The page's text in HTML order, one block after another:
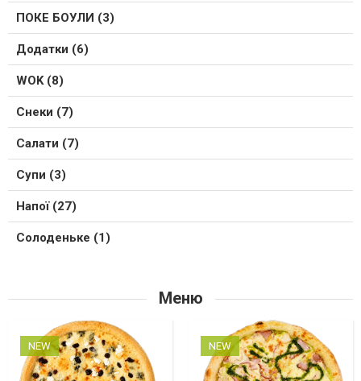
ПОКЕ БОУЛИ (3)
Додатки (6)
WOK (8)
Снеки (7)
Салати (7)
Супи (3)
Напої (27)
Солоденьке (1)
Меню
NEW NEW